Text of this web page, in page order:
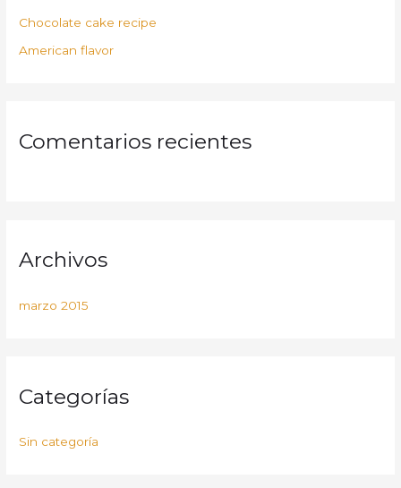
o
r
Chocolate cake recipe
American flavor
Comentarios recientes
Archivos
marzo 2015
Categorías
Sin categoría